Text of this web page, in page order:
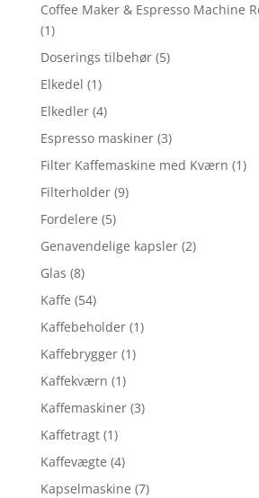
Coffee Maker & Espresso Machine
(1)
Doserings tilbehør (5)
Elkedel (1)
Elkedler (4)
Espresso maskiner (3)
Filter Kaffemaskine med Kværn (1)
Filterholder (9)
Fordelere (5)
Genavendelige kapsler (2)
Glas (8)
Kaffe (54)
Kaffebeholder (1)
Kaffebrygger (1)
Kaffekværn (1)
Kaffemaskiner (3)
Kaffetragt (1)
Kaffevægte (4)
Kapselmaskine (7)